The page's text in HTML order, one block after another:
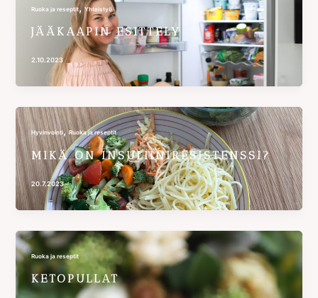
Ruoka ja reseptit,Yhteistyö
JÄÄKAAPIN ESITTELY
2.10.2023
Hyvinvointi,Ruoka ja reseptit
MIKÄ ON INSULIINIRESISTENSSI?
20.7.2023
Ruoka ja reseptit
KETOPULLAT